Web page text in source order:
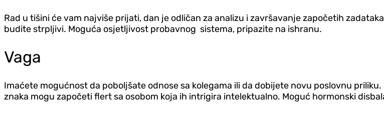
Rad u tišini će vam najviše prijati, dan je odličan za analizu i završavanje započetih
budite strpljivi. Moguća osjetljivost probavnog sistema, pripazite na ishranu.
Vaga
Imaćete mogućnost da poboljšate odnose sa kolegama ili da dobijete novu poslovnu
znaka mogu započeti flert sa osobom koja ih intrigira intelektualno. Moguć hormonski